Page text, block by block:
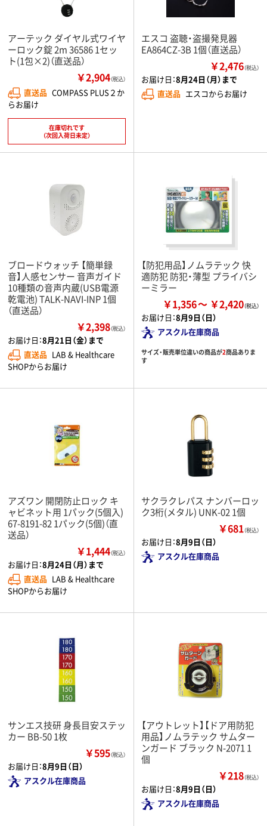
アーテック ダイヤル式ワイヤ
ーロック錠 2m 36586 1セッ
ト(1包×2)（直送品）
￥2,904（税込）
直送品 COMPASS PLUS２か
らお届け
在庫切れです
（次回入荷日未定）
エスコ 盗聴・盗撮発見器
EA864CZ-3B 1個（直送品）
￥2,476（税込）
お届け日：8月24日（月）まで
直送品 エスコからお届け
ブロードウォッチ 【簡単録
音】人感センサー 音声ガイド
10種類の音声内蔵(USB電源
乾電池) TALK-NAVI-INP 1個
（直送品）
￥2,398（税込）
お届け日：8月21日（金）まで
直送品 LAB & Healthcare
SHOPからお届け
【防犯用品】ノムラテック 快
適防犯 防犯・薄型 プライバシ
ーミラー
￥1,356 ￥2,420
お届け日：8月9日（日）
アスクル在庫商品
サイズ・販売単位違いの商品が2商品ありま
す
アズワン 開閉防止ロック キ
ャビネット用 1パック(5個入)
67-8191-82 1パック(5個)（直
送品）
￥1,444（税込）
お届け日：8月24日（月）まで
直送品 LAB & Healthcare
SHOPからお届け
サクラクレパス ナンバーロッ
ク3桁(メタル) UNK-02 1個
￥681（税込）
お届け日：8月9日（日）
アスクル在庫商品
サンエス技研 身長目安ステッ
カー BB-50 1枚
￥595（税込）
お届け日：8月9日（日）
アスクル在庫商品
【アウトレット】【ドア用防犯
用品】ノムラテック サムター
ンガード ブラック N-2071 1
個
￥218（税込）
お届け日：8月9日（日）
アスクル在庫商品